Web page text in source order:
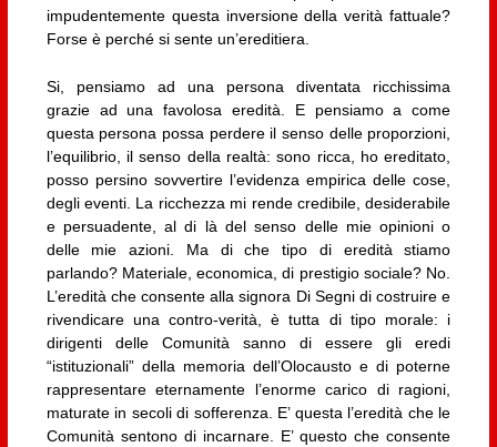
impudentemente questa inversione della verità fattuale?
Forse è perché si sente un’ereditiera.
Si, pensiamo ad una persona diventata ricchissima
grazie ad una favolosa eredità. E pensiamo a come
questa persona possa perdere il senso delle proporzioni,
l’equilibrio, il senso della realtà: sono ricca, ho ereditato,
posso persino sovvertire l’evidenza empirica delle cose,
degli eventi. La ricchezza mi rende credibile, desiderabile
e persuadente, al di là del senso delle mie opinioni o
delle mie azioni. Ma di che tipo di eredità stiamo
parlando? Materiale, economica, di prestigio sociale? No.
L’eredità che consente alla signora Di Segni di costruire e
rivendicare una contro-verità, è tutta di tipo morale: i
dirigenti delle Comunità sanno di essere gli eredi
“istituzionali” della memoria dell’Olocausto e di poterne
rappresentare eternamente l’enorme carico di ragioni,
maturate in secoli di sofferenza. E’ questa l’eredità che le
Comunità sentono di incarnare. E’ questo che consente